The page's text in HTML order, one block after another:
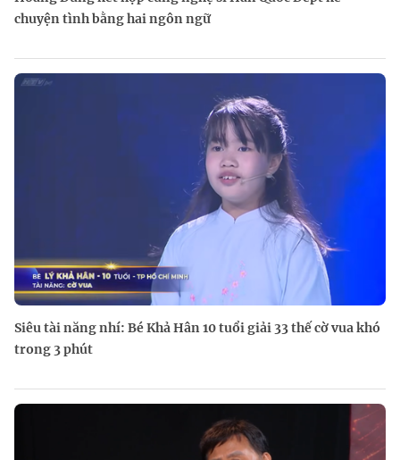
chuyện tình bằng hai ngôn ngữ
Siêu tài năng nhí: Bé Khả Hân 10 tuổi giải 33 thế cờ vua khó
trong 3 phút